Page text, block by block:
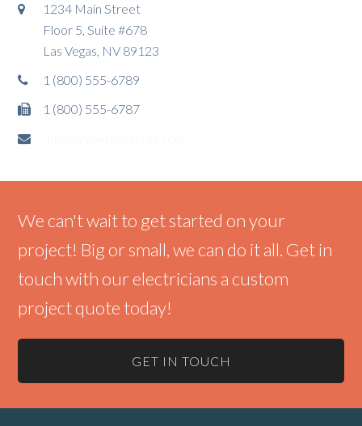
1234 Main Street
Floor 5, Suite #678
Las Vegas, NV 89123
1 (800) 555-6789
1 (800) 555-6787
We can't wait to get started on your
project! Big or small, we can do it all. Get in
touch with our electricians a custom
project quote today!
GET IN TOUCH